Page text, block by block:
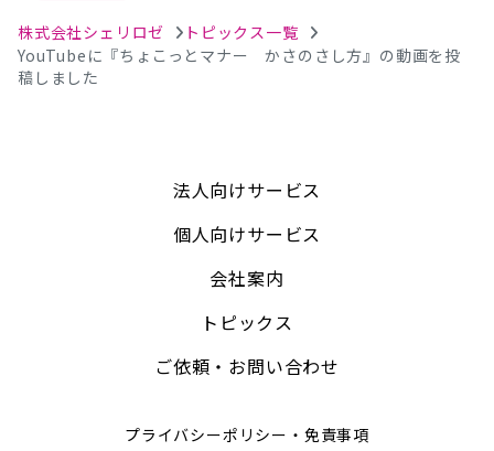
株式会社シェリロゼ
トピックス一覧
YouTubeに『ちょこっとマナー かさのさし方』の動画を投
稿しました
法人向けサービス
個人向けサービス
会社案内
トピックス
ご依頼・お問い合わせ
プライバシーポリシー・免責事項